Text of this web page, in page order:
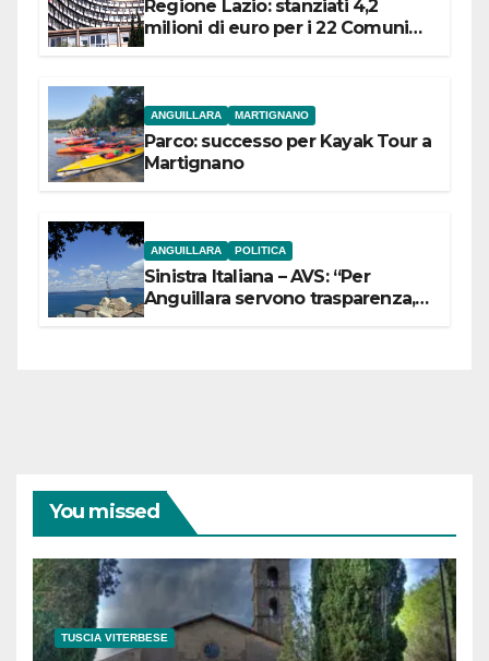
Regione Lazio: stanziati 4,2
milioni di euro per i 22 Comuni
ANGUILLARA MARTIGNANO
Parco: successo per Kayak Tour a
Martignano
ANGUILLARA POLITICA
Sinistra Italiana – AVS: “Per
Anguillara servono trasparenza,
You missed
TUSCIA VITERBESE